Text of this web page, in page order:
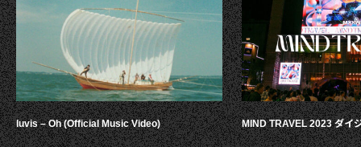
luvis – Oh (Official Music Video) MIND TRAVEL 2023 ダイ